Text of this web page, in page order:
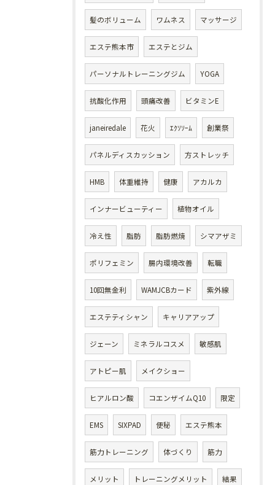
髪のボリューム ワムネス マッサージ
エステ熊本市 エステとジム
パーソナルトレーニングジム YOGA
抗酸化作用 頭痛改善 ビタミンE
janeiredale 花火 ｴｸｿｿｰﾑ 創業祭
パネルディスカッション 方ストレッチ
HMB 体重維持 健康 アカルカ
インナービューティー 植物オイル
冷え性 脂肪 脂肪燃焼 シマアザミ
ポリフェミン 腸内環境改善 転職
10回無金利 WAMJCBカード 紫外線
エステティシャン キャリアアップ
ジェーン ミネラルコスメ 敏感肌
アトピー肌 メイクショー
ヒアルロン酸 コエンザイムQ10 限定
EMS SIXPAD 便秘 エステ熊本
筋力トレーニング 体づくり 筋力
メリット トレーニングメリット 結果